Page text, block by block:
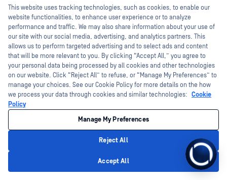
Secure Beweismittel für die
Strafverfolgung
Regierung, Verteidigung und
Nachrichtendienste
US-Bundesregierung
Energie
Finanzen
Herstellung
Unterstützung und
Dienstleistungen
Ressourcen
Unternehmen
Management Team
Kunden
Anmeldung zum Newsletter
Produktkonformität und
Karriere
Offene Stellen
Ressourcen
Blog
This website uses tracking technologies, such as cookies, to enable our
website functionalities, to enhance user experience or to analyze
performance and traffic. We may also share information about your use of
our site with our social media, advertising, and analytics partners. This
allows us to perform targeted advertising and to select ads and content
that will be more relevant to you. By clicking “Accept All,” you agree to
your personal data being processed by all cookies and other technologies
on our website. Click “Reject All” to refuse, or “Manage My Preferences” to
manage your choices. See our Cookie Policy for more details on the how
we process your data through cookies and similar technologies: Cookie
Policy
Manage My Preferences
Reject All
Accept All